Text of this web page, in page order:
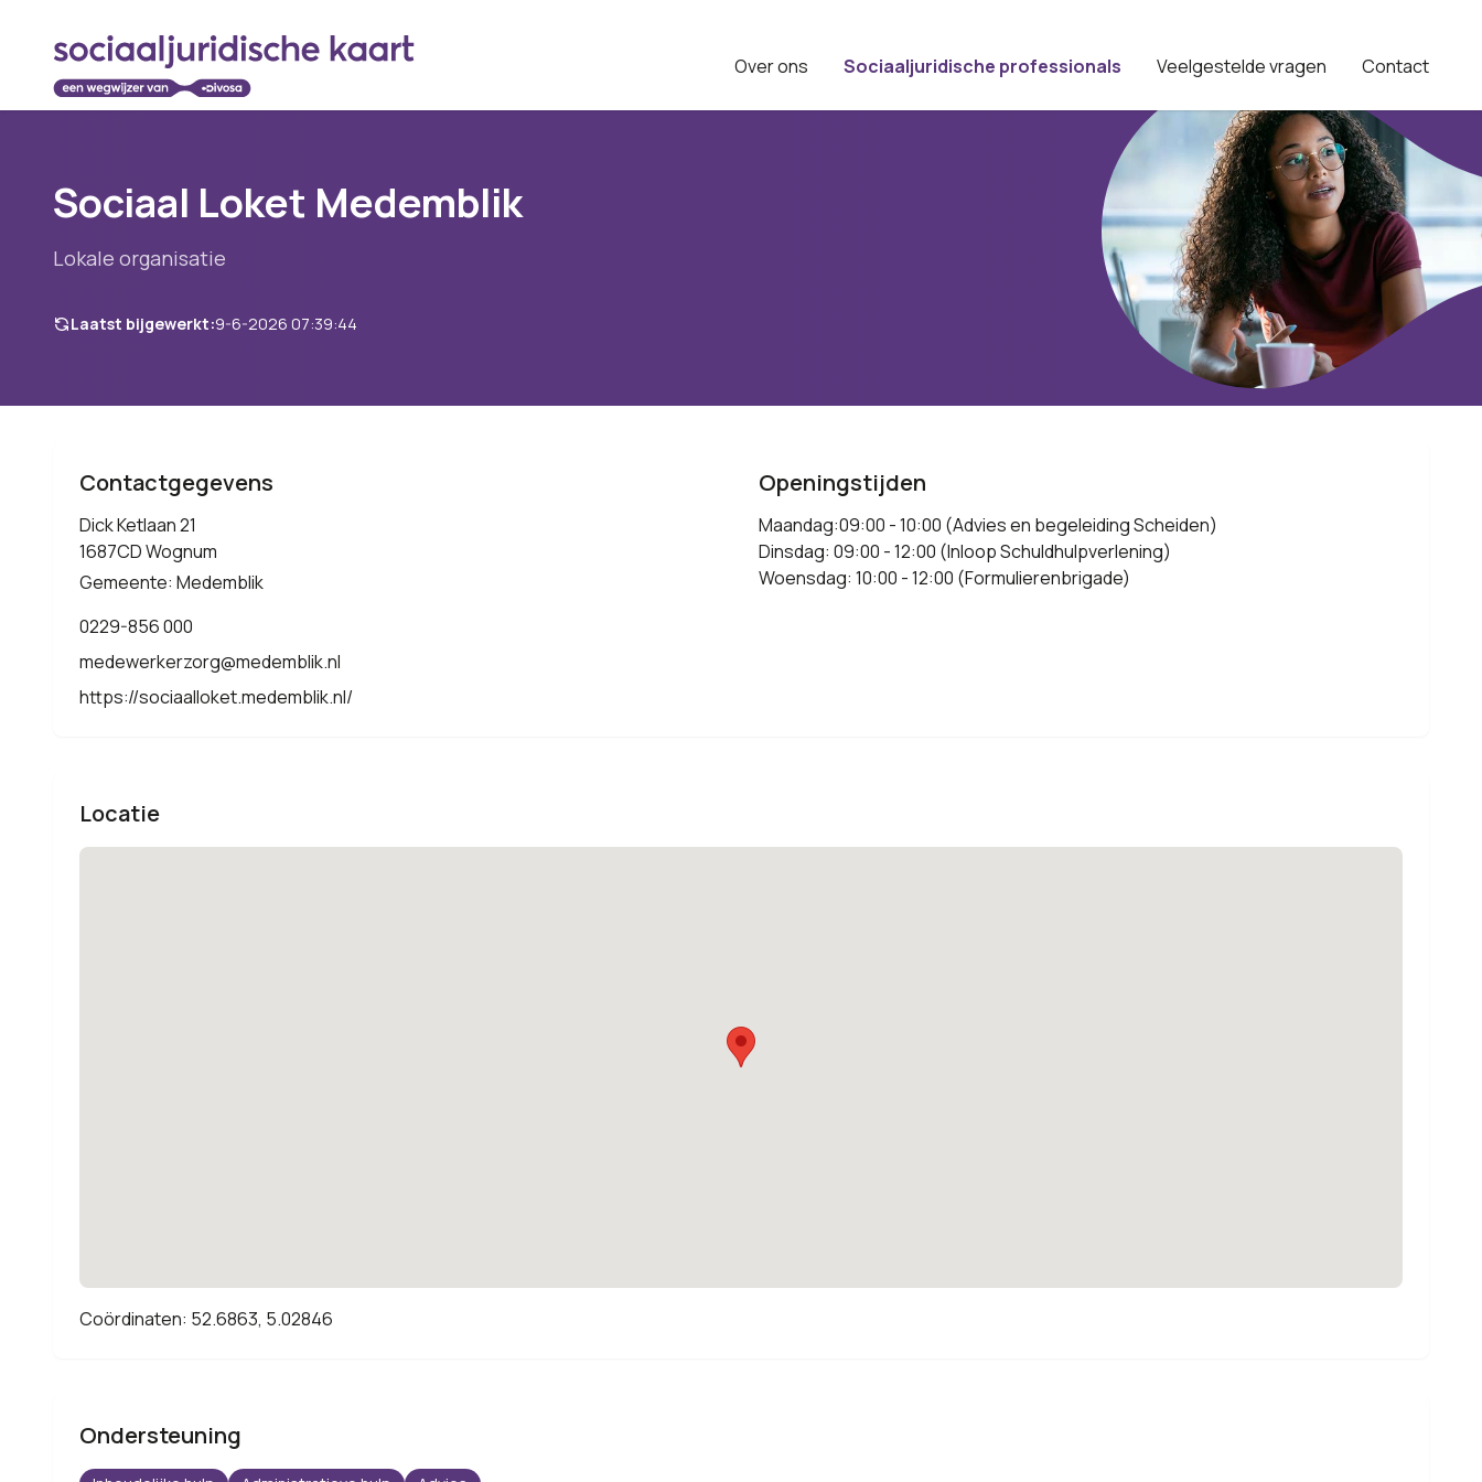
Over ons Sociaaljuridische professionals Veelgestelde vragen Contact
Sociaal Loket Medemblik
Lokale organisatie
Laatst bijgewerkt:9-6-2026 07:39:44
Contactgegevens
Dick Ketlaan 21
1687CD Wognum
Gemeente: Medemblik
0229-856 000
medewerkerzorg@medemblik.nl
https://sociaalloket.medemblik.nl/
Openingstijden
Maandag:09:00 - 10:00 (Advies en begeleiding Scheiden)
Dinsdag: 09:00 - 12:00 (Inloop Schuldhulpverlening)
Woensdag: 10:00 - 12:00 (Formulierenbrigade)
Locatie
Coördinaten: 52.6863, 5.02846
Ondersteuning